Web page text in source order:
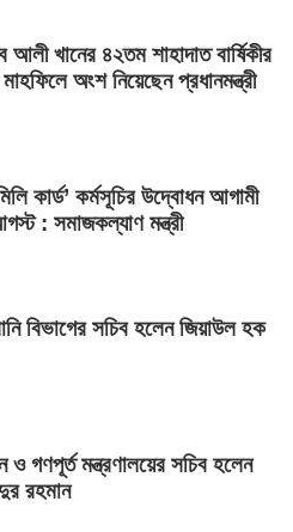
আলী খানের ৪২তম শাহাদাত বার্ষিকীর
অংশ নিয়েছেন প্রধানমন্ত্রী
কার্ড’ কর্মসূচির উদ্বোধন আগামী
: সমাজকল্যাণ মন্ত্রী
বিভাগের সচিব হলেন জিয়াউল হক
ও গণপূর্ত মন্ত্রণালয়ের সচিব হলেন
রহমান